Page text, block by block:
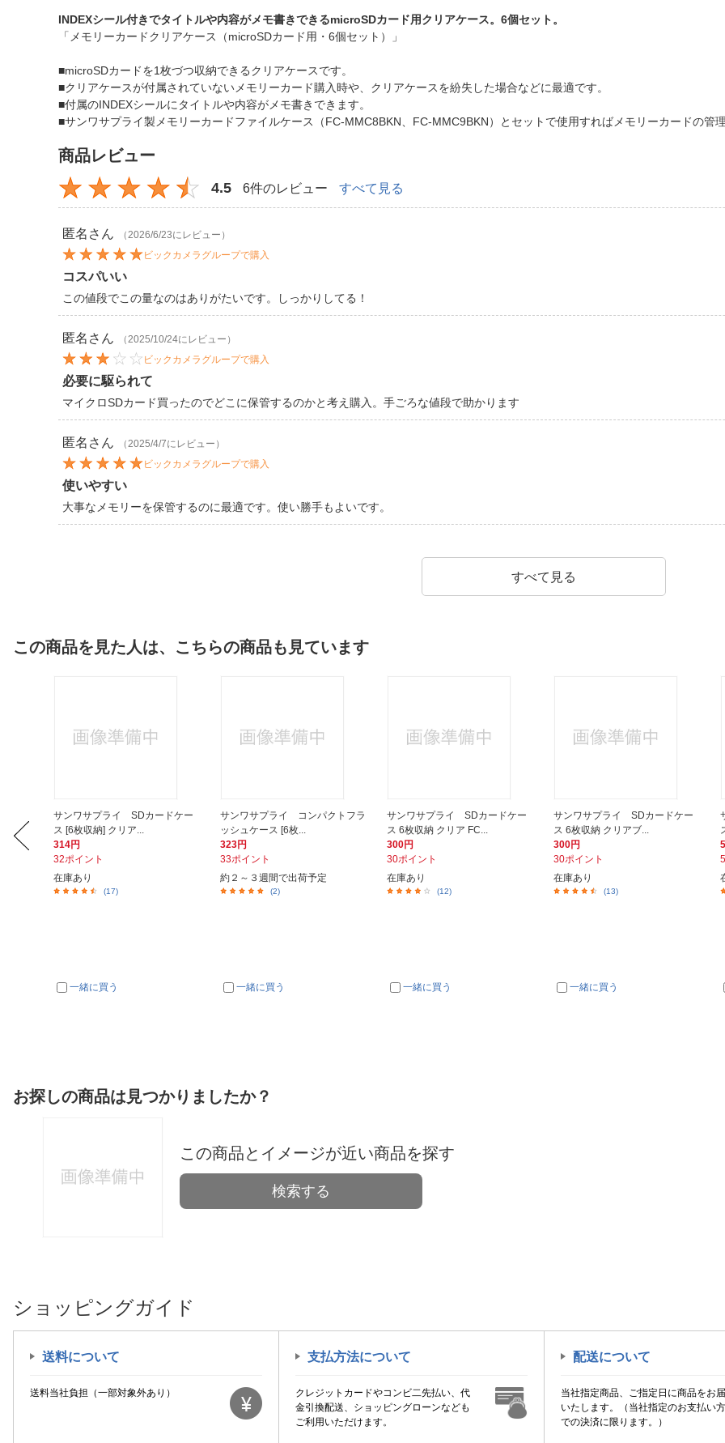
INDEXシール付きでタイトルや内容がメモ書きできるmicroSDカード用クリアケース。6個セット。
「メモリーカードクリアケース（microSDカード用・6個セット）」
■microSDカードを1枚づつ収納できるクリアケースです。
■クリアケースが付属されていないメモリーカード購入時や、クリアケースを紛失した場合などに最適です。
■付属のINDEXシールにタイトルや内容がメモ書きできます。
■サンワサプライ製メモリーカードファイルケース（FC-MMC8BKN、FC-MMC9BKN）とセットで使用すればメモリーカードの管
商品レビュー
4.5 6件のレビュー すべて見る
匿名 さん
（2026/6/23にレビュー）
ビックカメラグループで購入
コスパいい
この値段でこの量なのはありがたいです。しっかりしてる！
匿名 さん
（2025/10/24にレビュー）
ビックカメラグループで購入
必要に駆られて
マイクロSDカード買ったのでどこに保管するのかと考え購入。手ごろな値段で助かります
匿名 さん
（2025/4/7にレビュー）
ビックカメラグループで購入
使いやすい
大事なメモリーを保管するのに最適です。使い勝手もよいです。
すべて見る
この商品を見た人は、こちらの商品も見ています
サンワサプライ SDカードケー
ス [6枚収納] クリア...
314円
32ポイント
在庫あり
(17)
一緒に買う
サンワサプライ コンパクトフラ
ッシュケース [6枚...
323円
33ポイント
約２～３週間で出荷予定
(2)
一緒に買う
サンワサプライ SDカードケー
ス 6枚収納 クリア FC...
300円
30ポイント
在庫あり
(12)
一緒に買う
サンワサプライ SDカードケー
ス 6枚収納 クリアブ...
300円
30ポイント
在庫あり
(13)
一緒に買う
お探しの商品は見つかりましたか？
この商品とイメージが近い商品を探す
検索する
ショッピングガイド
送料について
送料当社負担（一部対象外あり）
支払方法について
クレジットカードやコンビ二先払い、代
金引換配送、ショッピングローンなども
ご利用いただけます。
配送について
当社指定商品、ご指定日に商品をお
いたします。（当社指定のお支払い
での決済に限ります。）